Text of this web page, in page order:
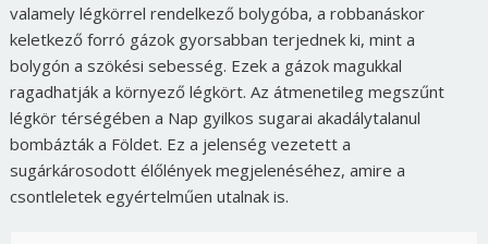
valamely légkörrel rendelkező bolygóba, a robbanáskor
keletkező forró gázok gyorsabban terjednek ki, mint a
bolygón a szökési sebesség. Ezek a gázok magukkal
ragadhatják a környező légkört. Az átmenetileg megszűnt
légkör térségében a Nap gyilkos sugarai akadálytalanul
bombázták a Földet. Ez a jelenség vezetett a
sugárkárosodott élőlények megjelenéséhez, amire a
csontleletek egyértelműen utalnak is.